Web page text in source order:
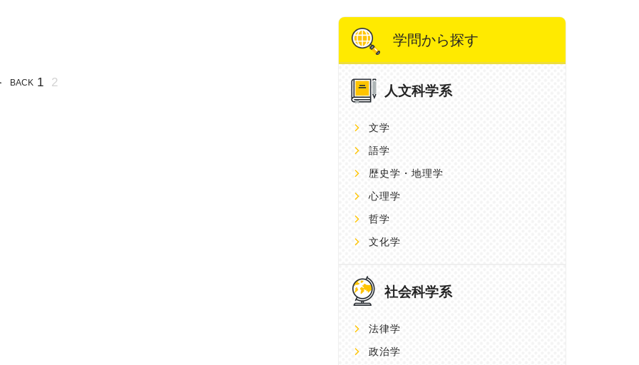
BACK 1 2
学問から探す
人文科学系
文学
語学
歴史学・地理学
心理学
哲学
文化学
社会科学系
法律学
政治学